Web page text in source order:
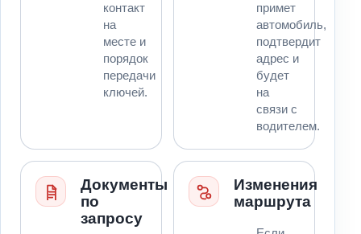
контакт
на
месте и
порядок
передачи
ключей.
примет
автомобиль,
подтвердит
адрес и
будет
на
связи с
водителем.
Документы
по
запросу
Изменения
маршрута